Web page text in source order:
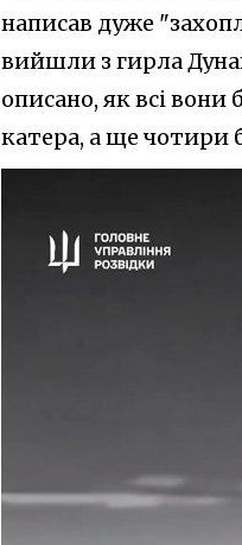
написав дуже
вийшли з гирла
описано, як всі
катера, а ще чотири